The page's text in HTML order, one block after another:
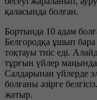
қаласында болған.
Бортында 10 адам
Белгородқа ұшып
тоқтауы тиіс еді.
тұрғын үйлер
Салдарынан үйлерде
болғаны әзірге
жатыр.